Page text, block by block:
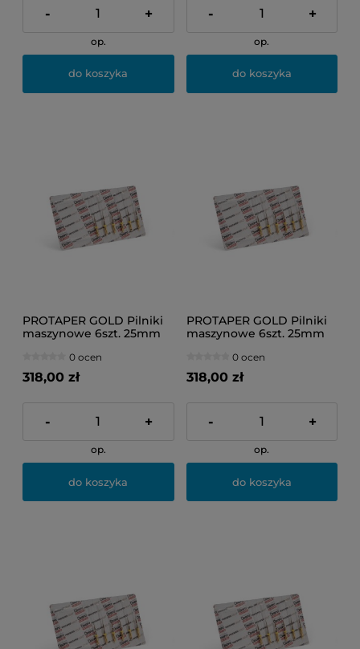
- +
op.
do koszyka
- +
op.
do koszyka
PROTAPER GOLD Pilniki
maszynowe 6szt. 25mm
0 ocen
318,00 zł
- +
op.
do koszyka
PROTAPER GOLD Pilniki
maszynowe 6szt. 25mm
0 ocen
318,00 zł
- +
op.
do koszyka